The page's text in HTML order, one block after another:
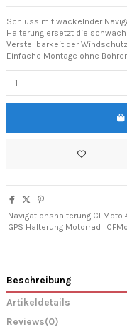
Schluss mit wackelnder
Halterung ersetzt die
Verstellbarkeit der
Einfache Montage ohne
Navigationshalterung CFMoto
GPS Halterung Motorrad
Beschreibung
Artikeldetails
Reviews(0)